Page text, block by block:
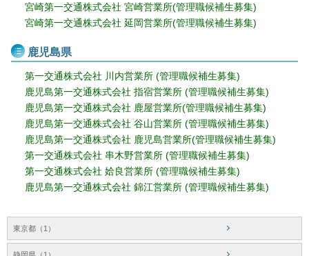
宮崎第一交通株式会社 宮崎営業所(管理職候補生募集)
宮崎第一交通株式会社 延岡営業所(管理職候補生募集)
鹿児島県
第一交通株式会社 川内営業所 (管理職候補生募集)
鹿児島第一交通株式会社 指宿営業所 (管理職候補生募集)
鹿児島第一交通株式会社 鹿屋営業所(管理職候補生募集)
鹿児島第一交通株式会社 谷山営業所 (管理職候補生募集)
鹿児島第一交通株式会社 鹿児島営業所(管理職候補生募集)
第一交通株式会社 串木野営業所 (管理職候補生募集)
第一交通株式会社 姶良営業所 (管理職候補生募集)
鹿児島第一交通株式会社 錦江営業所 (管理職候補生募集)
東京都（1）